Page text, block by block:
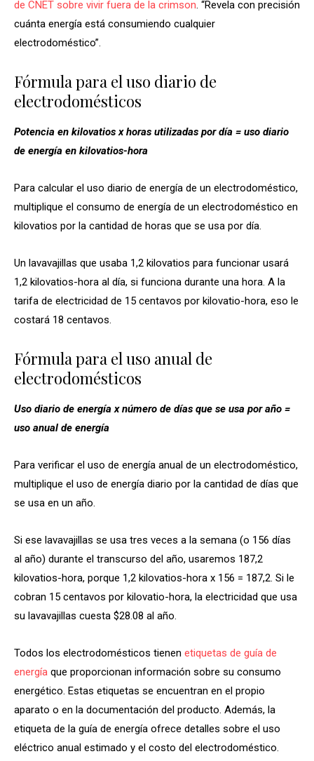
de CNET sobre vivir fuera de la crimson. “Revela con precisión
cuánta energía está consumiendo cualquier
electrodoméstico”.
Fórmula para el uso diario de
electrodomésticos
Potencia en kilovatios x horas utilizadas por día = uso diario
de energía en kilovatios-hora
Para calcular el uso diario de energía de un electrodoméstico,
multiplique el consumo de energía de un electrodoméstico en
kilovatios por la cantidad de horas que se usa por día.
Un lavavajillas que usaba 1,2 kilovatios para funcionar usará
1,2 kilovatios-hora al día, si funciona durante una hora. A la
tarifa de electricidad de 15 centavos por kilovatio-hora, eso le
costará 18 centavos.
Fórmula para el uso anual de
electrodomésticos
Uso diario de energía x número de días que se usa por año =
uso anual de energía
Para verificar el uso de energía anual de un electrodoméstico,
multiplique el uso de energía diario por la cantidad de días que
se usa en un año.
Si ese lavavajillas se usa tres veces a la semana (o 156 días
al año) durante el transcurso del año, usaremos 187,2
kilovatios-hora, porque 1,2 kilovatios-hora x 156 = 187,2. Si le
cobran 15 centavos por kilovatio-hora, la electricidad que usa
su lavavajillas cuesta $28.08 al año.
Todos los electrodomésticos tienen etiquetas de guía de
energía que proporcionan información sobre su consumo
energético. Estas etiquetas se encuentran en el propio
aparato o en la documentación del producto. Además, la
etiqueta de la guía de energía ofrece detalles sobre el uso
eléctrico anual estimado y el costo del electrodoméstico.